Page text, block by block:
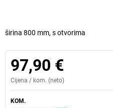
širina 800 mm, s otvorima
97,90 €
Cijena / kom. (neto)
KOM.